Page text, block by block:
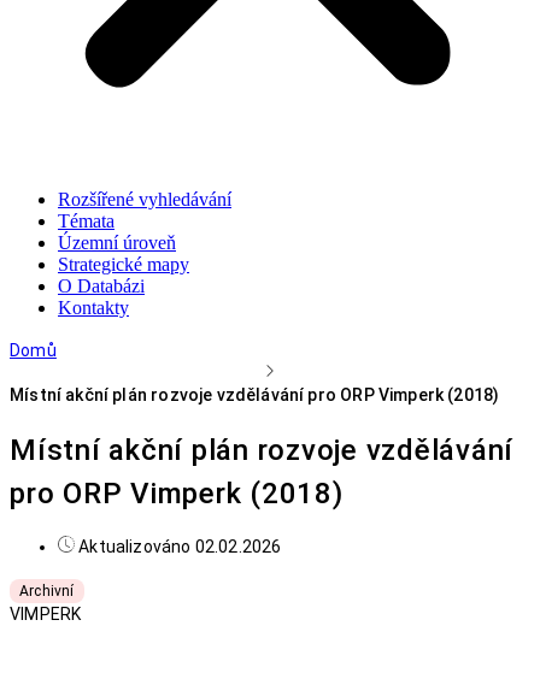
Rozšířené vyhledávání
Témata
Územní úroveň
Strategické mapy
O Databázi
Kontakty
Domů
Místní akční plán rozvoje vzdělávání pro ORP Vimperk (2018)
Místní akční plán rozvoje vzdělávání
pro ORP Vimperk (2018)
Aktualizováno 02.02.2026
Archivní
VIMPERK